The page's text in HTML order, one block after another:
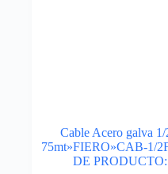
Cable Acero galva
75mt»FIERO»CAB-1/
DE PRODUCTO: